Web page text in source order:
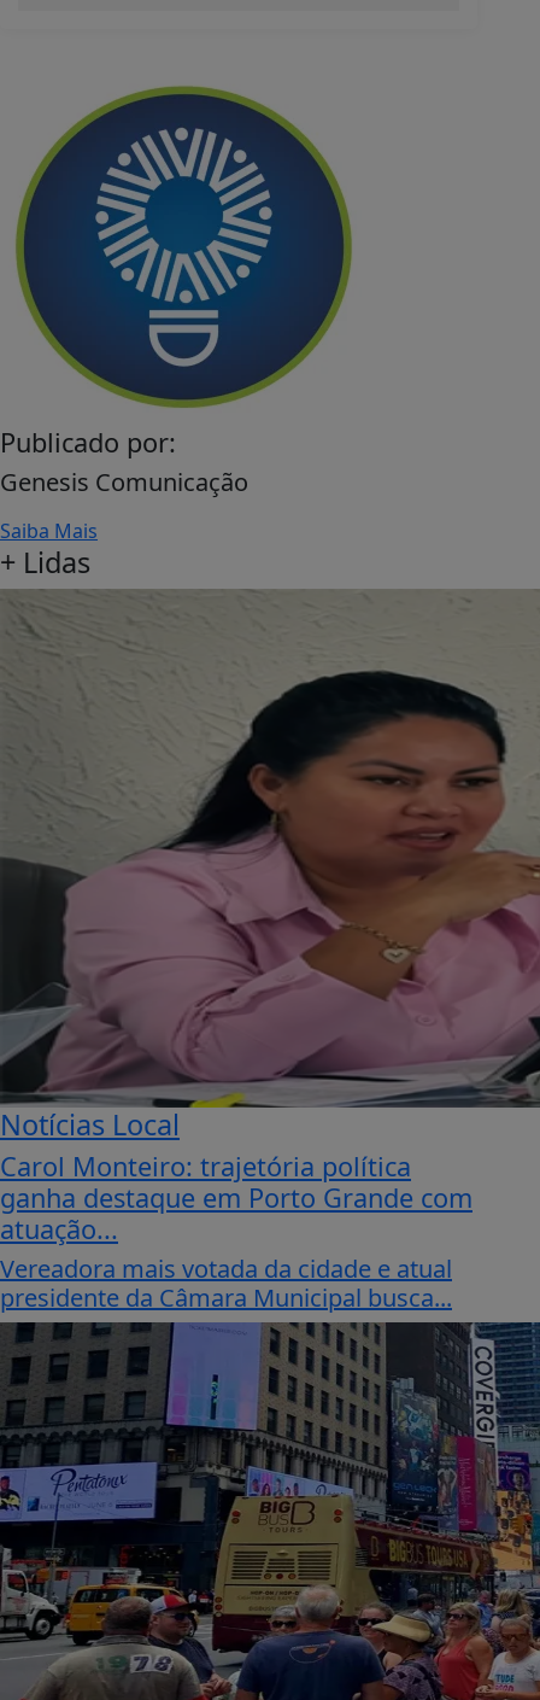
Publicado por:
Genesis Comunicação
Saiba Mais
+ Lidas
Notícias Local
Carol Monteiro: trajetória política
ganha destaque em Porto Grande com
atuação...
Vereadora mais votada da cidade e atual
presidente da Câmara Municipal busca...